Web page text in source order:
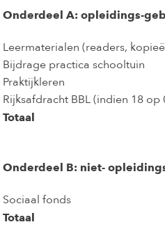
Onderdeel A: opleidings-
Leermaterialen (readers,
Bijdrage practica schooltuin
Praktijkleren
Rijksafdracht BBL (indien 18 op
Totaal
Onderdeel B: niet-
Sociaal fonds
Totaal